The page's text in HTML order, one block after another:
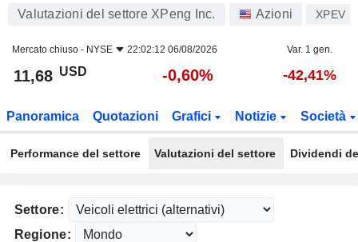
Valutazioni del settore XPeng Inc. Azioni XPEV
Mercato chiuso - NYSE 22:02:12 06/08/2026 Var. 1 gen.
11,68 USD -0,60% -42,41%
Panoramica Quotazioni Grafici Notizie Società
Performance del settore Valutazioni del settore Dividendi
Settore:
Regione: